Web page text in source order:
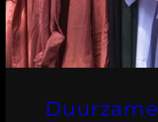
Duurzame